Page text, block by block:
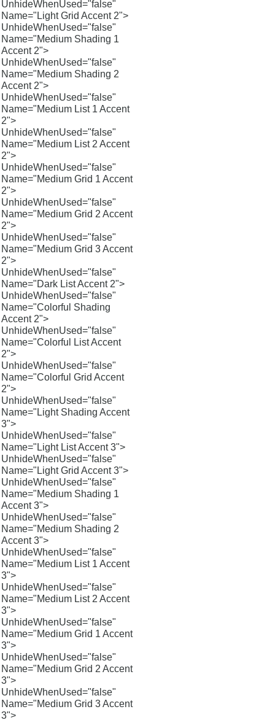
UnhideWhenUsed="false"
Name="Light Grid Accent 2">
UnhideWhenUsed="false"
Name="Medium Shading 1
Accent 2">
UnhideWhenUsed="false"
Name="Medium Shading 2
Accent 2">
UnhideWhenUsed="false"
Name="Medium List 1 Accent
2">
UnhideWhenUsed="false"
Name="Medium List 2 Accent
2">
UnhideWhenUsed="false"
Name="Medium Grid 1 Accent
2">
UnhideWhenUsed="false"
Name="Medium Grid 2 Accent
2">
UnhideWhenUsed="false"
Name="Medium Grid 3 Accent
2">
UnhideWhenUsed="false"
Name="Dark List Accent 2">
UnhideWhenUsed="false"
Name="Colorful Shading
Accent 2">
UnhideWhenUsed="false"
Name="Colorful List Accent
2">
UnhideWhenUsed="false"
Name="Colorful Grid Accent
2">
UnhideWhenUsed="false"
Name="Light Shading Accent
3">
UnhideWhenUsed="false"
Name="Light List Accent 3">
UnhideWhenUsed="false"
Name="Light Grid Accent 3">
UnhideWhenUsed="false"
Name="Medium Shading 1
Accent 3">
UnhideWhenUsed="false"
Name="Medium Shading 2
Accent 3">
UnhideWhenUsed="false"
Name="Medium List 1 Accent
3">
UnhideWhenUsed="false"
Name="Medium List 2 Accent
3">
UnhideWhenUsed="false"
Name="Medium Grid 1 Accent
3">
UnhideWhenUsed="false"
Name="Medium Grid 2 Accent
3">
UnhideWhenUsed="false"
Name="Medium Grid 3 Accent
3">